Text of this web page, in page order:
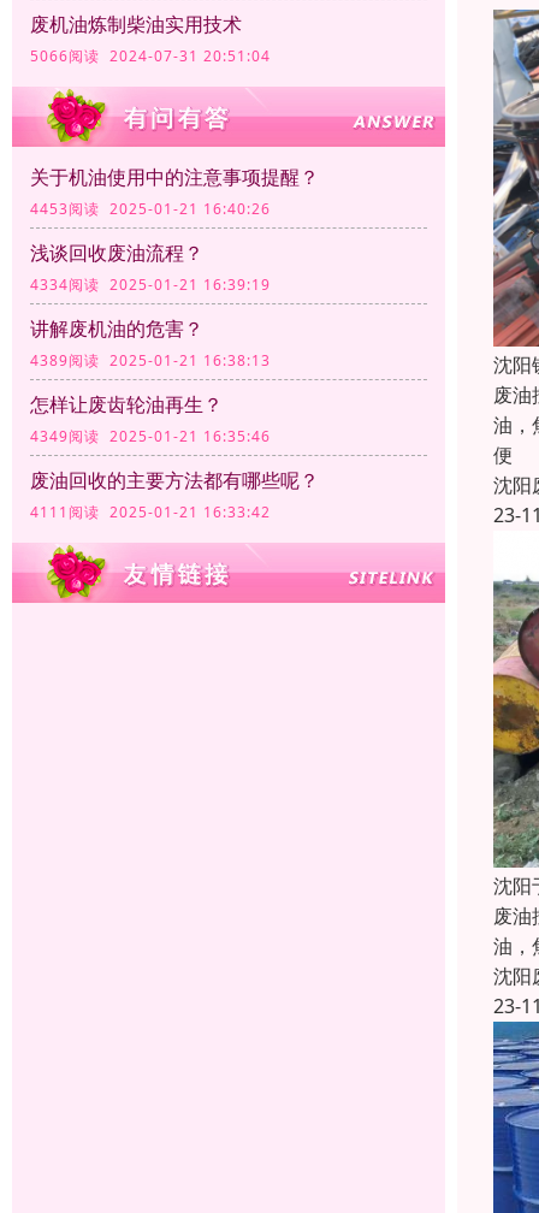
废机油炼制柴油实用技术
5066阅读 2024-07-31 20:51:04
关于机油使用中的注意事项提醒？
4453阅读 2025-01-21 16:40:26
浅谈回收废油流程？
4334阅读 2025-01-21 16:39:19
讲解废机油的危害？
4389阅读 2025-01-21 16:38:13
怎样让废齿轮油再生？
4349阅读 2025-01-21 16:35:46
废油回收的主要方法都有哪些呢？
4111阅读 2025-01-21 16:33:42
沈阳
废油
油，
便
沈阳
23-
沈阳
废油
油，
沈阳
23-